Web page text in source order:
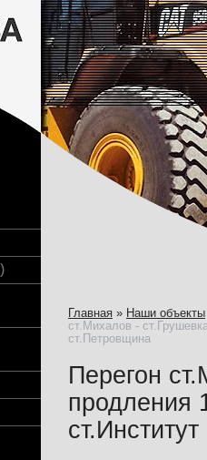
Главная » Наши объекты
ст.Михалов -
ст.Петровщина
Перегон
продления